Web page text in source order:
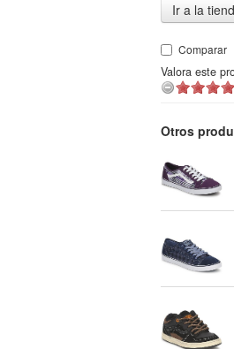
Ir a la
Comparar
Valora este
Otros